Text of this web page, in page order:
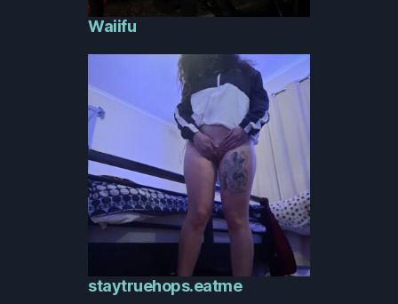
Waiifu
staytruehops.eatme